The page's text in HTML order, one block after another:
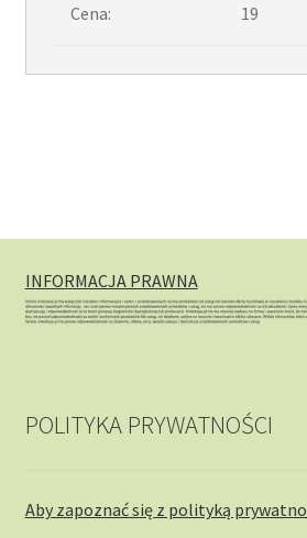
Cena: 19
INFORMACJA PRAWNA
POLITYKA PRYWATNOŚCI
Aby zapoznać się z polityką